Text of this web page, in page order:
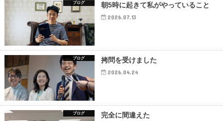
ブログ 朝5時に起きて私がやっていること
2026.07.13
ブログ 拷問を受けました
2026.04.24
ブログ 完全に間違えた